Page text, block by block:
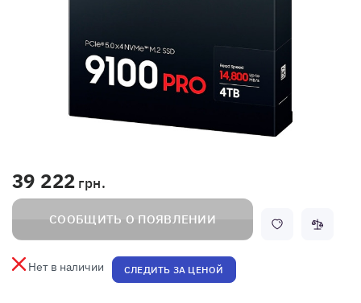
39 222 грн.
СООБЩИТЬ О ПОЯВЛЕНИИ
Нет в наличии СЛЕДИТЬ ЗА ЦЕНОЙ